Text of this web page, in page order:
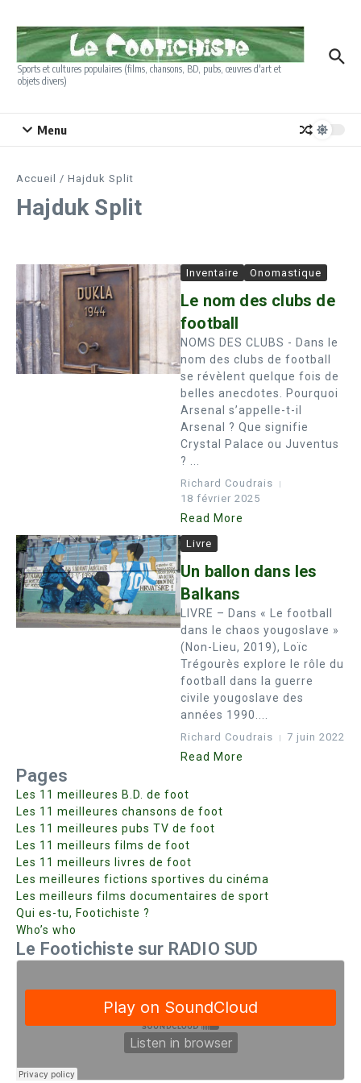
Sports et cultures populaires (films, chansons, BD, pubs, œuvres d'art et
objets divers)
Menu
Accueil / Hajduk Split
Hajduk Split
Inventaire Onomastique
Le nom des clubs de
football
NOMS DES CLUBS - Dans le
nom des clubs de football
se révèlent quelque fois de
belles anecdotes. Pourquoi
Arsenal s’appelle-t-il
Arsenal ? Que signifie
Crystal Palace ou Juventus
? ...
Richard Coudrais
18 février 2025
Read More
Livre
Un ballon dans les
Balkans
LIVRE – Dans « Le football
dans le chaos yougoslave »
(Non-Lieu, 2019), Loïc
Trégourès explore le rôle du
football dans la guerre
civile yougoslave des
années 1990....
Richard Coudrais 7 juin 2022
Read More
Pages
Les 11 meilleures B.D. de foot
Les 11 meilleures chansons de foot
Les 11 meilleures pubs TV de foot
Les 11 meilleurs films de foot
Les 11 meilleurs livres de foot
Les meilleures fictions sportives du cinéma
Les meilleurs films documentaires de sport
Qui es-tu, Footichiste ?
Who’s who
Le Footichiste sur RADIO SUD